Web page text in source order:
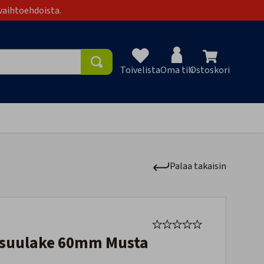
ToivelistaOma tiliOstoskori
Palaa takaisin
60mm Musta